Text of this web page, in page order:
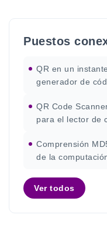
Puestos
QR en un
generador de
QR Code
para el lector de
Comprensión
de la
Ver todos